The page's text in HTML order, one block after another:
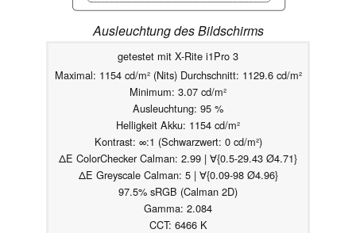
Ausleuchtung des Bildschirms
getestet mit X-Rite i1Pro 3
Maximal: 1154 cd/m² (Nits) Durchschnitt: 1129.6 cd/m²
Minimum: 3.07 cd/m²
Ausleuchtung: 95 %
Helligkeit Akku: 1154 cd/m²
Kontrast: ∞:1 (Schwarzwert: 0 cd/m²)
ΔE ColorChecker Calman: 2.99 | ∀{0.5-29.43 Ø4.71}
ΔE Greyscale Calman: 5 | ∀{0.09-98 Ø4.96}
97.5% sRGB (Calman 2D)
Gamma: 2.084
CCT: 6466 K